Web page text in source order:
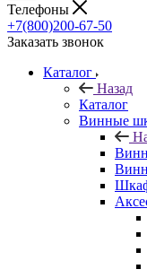
Телефоны
+7(800)200-67-50
Заказать звонок
Каталог
Назад
Каталог
Винные